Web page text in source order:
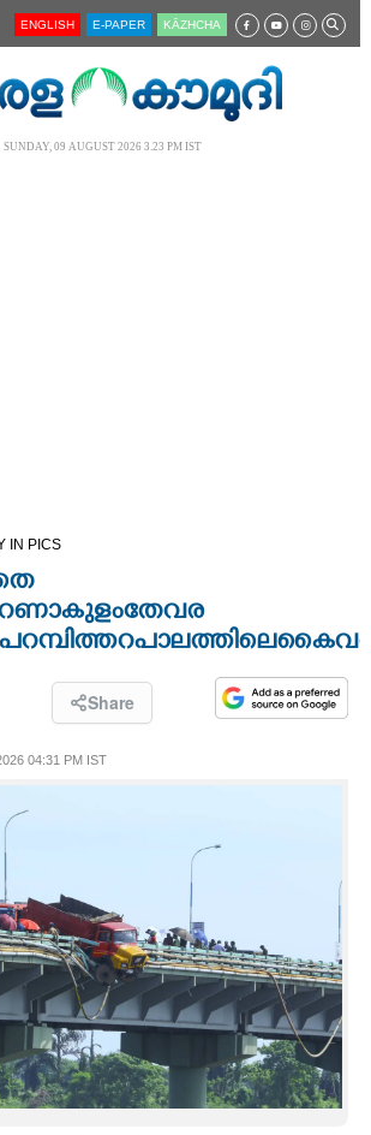
ENGLISH E-PAPER KĀZHCHA
SUNDAY, 09 AUGUST 2026 3.23 PM IST
IN PICS
തേവര
പാലത്തിലെ
Share
04:31 PM IST